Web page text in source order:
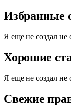
Избранные
Я еще не создал не
Хорошие
Я еще не создал не
Свежие